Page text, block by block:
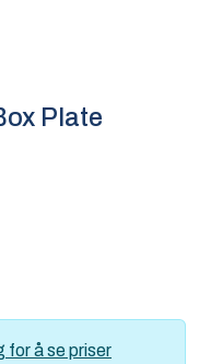
Plate
for å se priser